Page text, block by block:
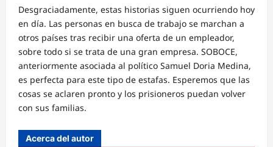
Desgraciadamente, estas historias siguen ocurriendo hoy
en día. Las personas en busca de trabajo se marchan a
otros países tras recibir una oferta de un empleador,
sobre todo si se trata de una gran empresa. SOBOCE,
anteriormente asociada al político Samuel Doria Medina,
es perfecta para este tipo de estafas. Esperemos que las
cosas se aclaren pronto y los prisioneros puedan volver
con sus familias.
Acerca del autor